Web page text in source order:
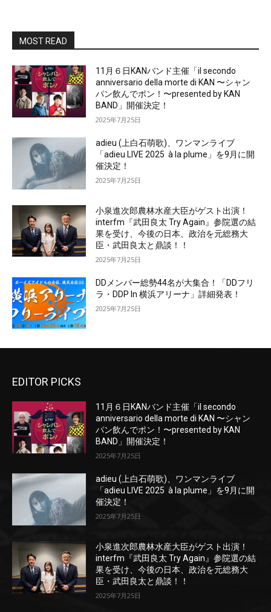
MOST READ
11月６日KANバンド主催「il secondo
anniversario della morte di KAN 〜シャン
パン飲んでポン！〜presented by KAN
BAND」開催決定！
2025年7月25日
adieu (上白石萌歌)、ワンマンライブ
「adieu LIVE 2025 à la plume」を9月に開
催決定！
2025年7月25日
小泉進次郎農林水産大臣がゲスト出演！
interfm『武田良太 Try Again』参院選の結
果を受け、今後の日本、政治を元総務大
臣・武田良太と鼎談！！
2025年7月25日
DDメンバー総勢44名が大集合！「DDフリ
ラ・DDP In 横浜アリーナ」詳細発表！
2025年7月25日
EDITOR PICKS
11月６日KANバンド主催「il secondo
anniversario della morte di KAN 〜シャン
パン飲んでポン！〜presented by KAN
BAND」開催決定！
2025年7月25日
adieu (上白石萌歌)、ワンマンライブ
「adieu LIVE 2025 à la plume」を9月に開
催決定！
2025年7月25日
小泉進次郎農林水産大臣がゲスト出演！
interfm『武田良太 Try Again』参院選の結
果を受け、今後の日本、政治を元総務大
臣・武田良太と鼎談！！
2025年7月25日